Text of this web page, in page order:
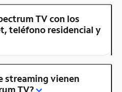
TV con los
teléfono residencial y
streaming vienen